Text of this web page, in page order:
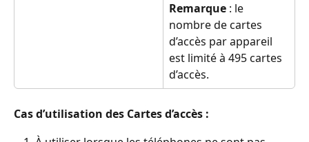
Remarque : le
nombre de cartes
d’accès par appareil
est limité à 495 cartes
d’accès.
Cas d’utilisation des Cartes d’accès :